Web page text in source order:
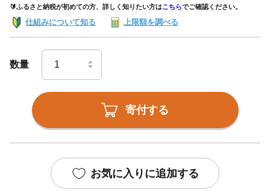
🔰ふるさと納税が初めての方、詳しく知りたい方はこちらでご確認ください。
仕組みについて知る 上限額を調べる
数量
寄付する
お気に入りに追加する